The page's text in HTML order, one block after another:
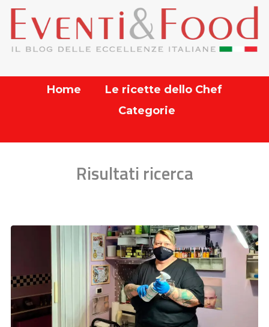
Home
Le ricette dello Chef
Categorie
Risultati ricerca